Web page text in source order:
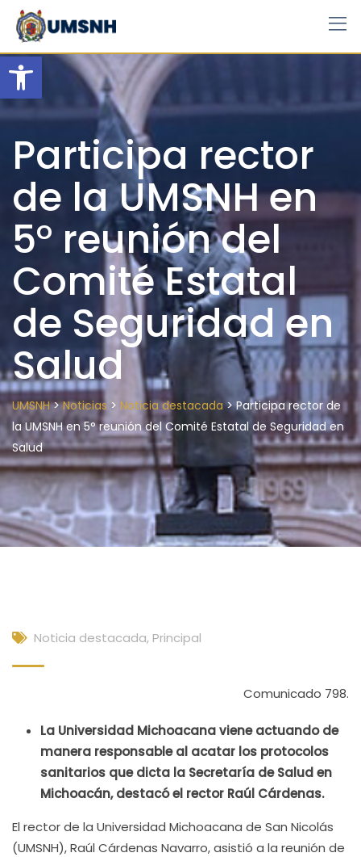
Open toolbar
Skip
content
Participa rector
de la UMSNH en
5° reunión del
Comité Estatal
de Seguridad en
Salud
UMSNH>Noticias > Noticia destacada>Participa rector de
la UMSNH en 5° reunión del Comité Estatal de Seguridad en
Salud
Noticia destacada, Principal
Comunicado 798.
La Universidad Michoacana viene actuando de
manera responsable al acatar los protocolos
sanitarios que dicta la Secretaría de Salud en
Michoacán, destacó el rector Raúl Cárdenas.
El rector de la Universidad Michoacana de San Nicolás
(UMSNH), Raúl Cárdenas Navarro, asistió a la reunión de